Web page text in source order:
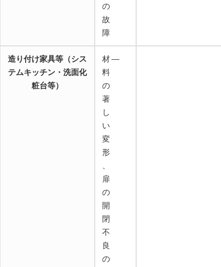
の
故
障
造り付け家具等（シス
テムキッチン・洗面化
粧台等）
材
料
の
著
し
い
変
形
扉
の
開
閉
不
良
の
―